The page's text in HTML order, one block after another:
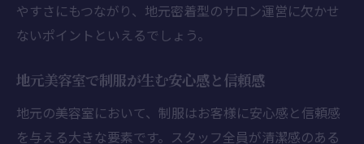
やすさにもつながり、地元密着型のサロン運営に欠かせ
ないポイントといえるでしょう。
地元美容室で制服が生む安心感と信頼感
地元の美容室において、制服はお客様に安心感と信頼感
を与える大きな要素です。スタッフ全員が清潔感のある